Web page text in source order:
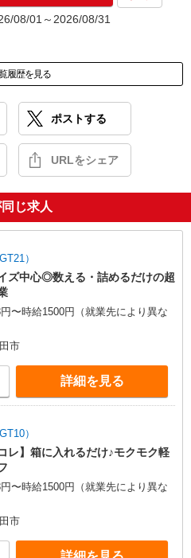
もございます。
で給与が発生します。（当社規
屋営業所
東桜1-10-24 栄大野ビル4階
08/01～2026/08/31
履歴を見る
ポストする
URLをシェア
じ求人
）
ズ中心◎数える・詰めるだけの超
〜時給1500円（就業先により異な
市
詳細を見る
）
レ】箱に入れるだけ♪モクモク軽
〜時給1500円（就業先により異な
市